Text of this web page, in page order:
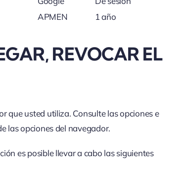
APMEN 1 año
REVOCAR EL
que usted utiliza. Consulte las opciones e
las opciones del navegador.
es posible llevar a cabo las siguientes